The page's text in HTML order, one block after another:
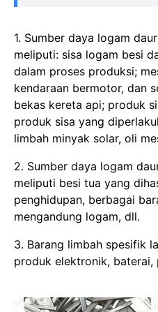
1. Sumber daya logam
meliputi: sisa logam besi
dalam proses produksi;
kendaraan bermotor, dan
bekas kereta api; produk
produk sisa yang
limbah minyak solar, oli
2. Sumber daya logam
meliputi besi tua yang
penghidupan, berbagai
mengandung logam, dll.
3. Barang limbah spesifik
produk elektronik, baterai,